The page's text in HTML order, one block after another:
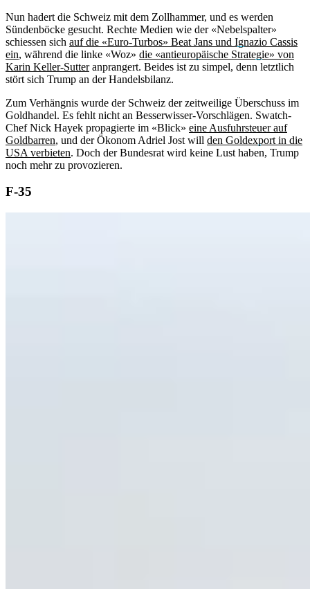
Nun hadert die Schweiz mit dem Zollhammer, und es werden
Sündenböcke gesucht. Rechte Medien wie der «Nebelspalter»
schiessen sich auf die «Euro-Turbos» Beat Jans und Ignazio Cassis
ein, während die linke «Woz» die «antieuropäische Strategie» von
Karin Keller-Sutteranprangert. Beides ist zu simpel, denn letztlich
stört sich Trump an der Handelsbilanz.
Zum Verhängnis wurde der Schweiz der zeitweilige Überschuss im
Goldhandel. Es fehlt nicht an Besserwisser-Vorschlägen. Swatch-
Chef Nick Hayek propagierte im «Blick» eine Ausfuhrsteuer auf
Goldbarren, und der Ökonom Adriel Jost will den Goldexport in die
USA verbieten. Doch der Bundesrat wird keine Lust haben, Trump
noch mehr zu provozieren.
F-35